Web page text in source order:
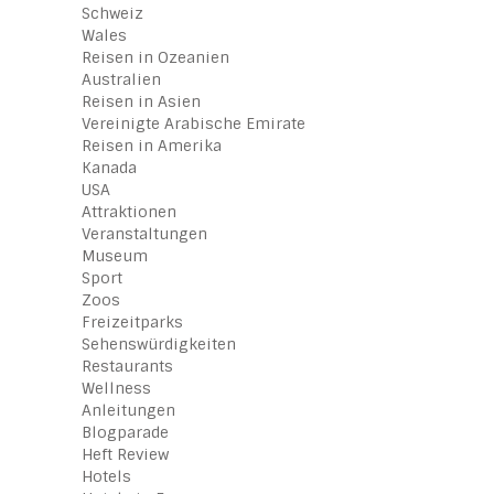
Schweiz
Wales
Reisen in Ozeanien
Australien
Reisen in Asien
Vereinigte Arabische Emirate
Reisen in Amerika
Kanada
USA
Attraktionen
Veranstaltungen
Museum
Sport
Zoos
Freizeitparks
Sehenswürdigkeiten
Restaurants
Wellness
Anleitungen
Blogparade
Heft Review
Hotels